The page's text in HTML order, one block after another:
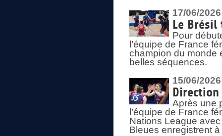
17/06/2026
Le
Pour
l’équipe de France
champion du monde
belles séquences.
15/06/2026
Après une
l’équipe de France
Nations League
Bleues enregistrent